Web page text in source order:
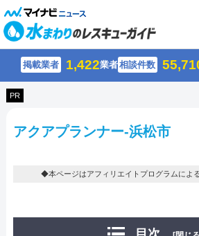
掲載業者 1,422業者相談件数
PR
アクアプランナー-浜松市
◆本ページはアフィリエイトプログラムによ